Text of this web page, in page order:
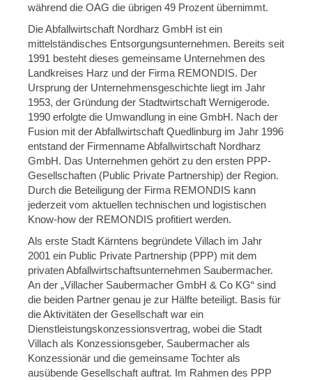
während die OAG die übrigen 49 Prozent übernimmt.
Die Abfallwirtschaft Nordharz GmbH ist ein
mittelständisches Entsorgungsunternehmen. Bereits seit
1991 besteht dieses gemeinsame Unternehmen des
Landkreises Harz und der Firma REMONDIS. Der
Ursprung der Unternehmensgeschichte liegt im Jahr
1953, der Gründung der Stadtwirtschaft Wernigerode.
1990 erfolgte die Umwandlung in eine GmbH. Nach der
Fusion mit der Abfallwirtschaft Quedlinburg im Jahr 1996
entstand der Firmenname Abfallwirtschaft Nordharz
GmbH. Das Unternehmen gehört zu den ersten PPP-
Gesellschaften (Public Private Partnership) der Region.
Durch die Beteiligung der Firma REMONDIS kann
jederzeit vom aktuellen technischen und logistischen
Know-how der REMONDIS profitiert werden.
Als erste Stadt Kärntens begründete Villach im Jahr
2001 ein Public Private Partnership (PPP) mit dem
privaten Abfallwirtschaftsunternehmen Saubermacher.
An der „Villacher Saubermacher GmbH & Co KG“ sind
die beiden Partner genau je zur Hälfte beteiligt. Basis für
die Aktivitäten der Gesellschaft war ein
Dienstleistungskonzessionsvertrag, wobei die Stadt
Villach als Konzessionsgeber, Saubermacher als
Konzessionär und die gemeinsame Tochter als
ausübende Gesellschaft auftrat. Im Rahmen des PPP